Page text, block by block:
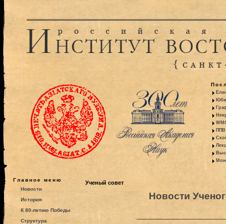
ППВ
Главное меню
Новости
История
К 80-летию Победы
Структура
Ученый совет
Новости